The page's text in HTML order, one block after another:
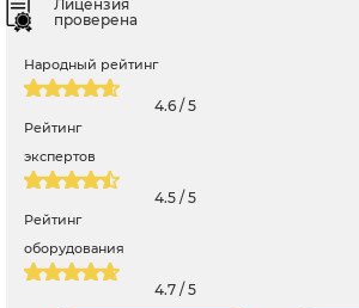
Лицензия
проверена
Народный рейтинг
4.6 / 5
Рейтинг
экспертов
4.5 / 5
Рейтинг
оборудования
4.7 / 5